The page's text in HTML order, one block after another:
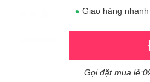
Giao hàng
Gọi đặt mua